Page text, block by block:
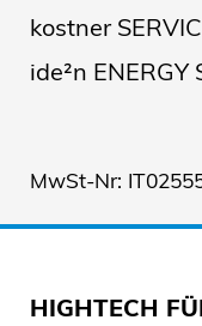
kostner
ide²n ENERGY
MwSt-Nr:
HIGHTECH